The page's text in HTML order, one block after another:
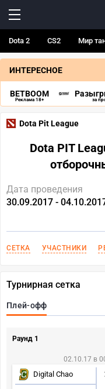
Dota 2 CS2 Мир
ИНТЕРЕСНОЕ
BETBOOM
Реклама 18+ за
Dota Pit League
Dota PIT
Дата проведения
30.09.2017 -
СЕТКА УЧАСТНИКИ
Турнирная сетка
Плей-офф
Раунд 1
02.10.17 в
Digital Chao